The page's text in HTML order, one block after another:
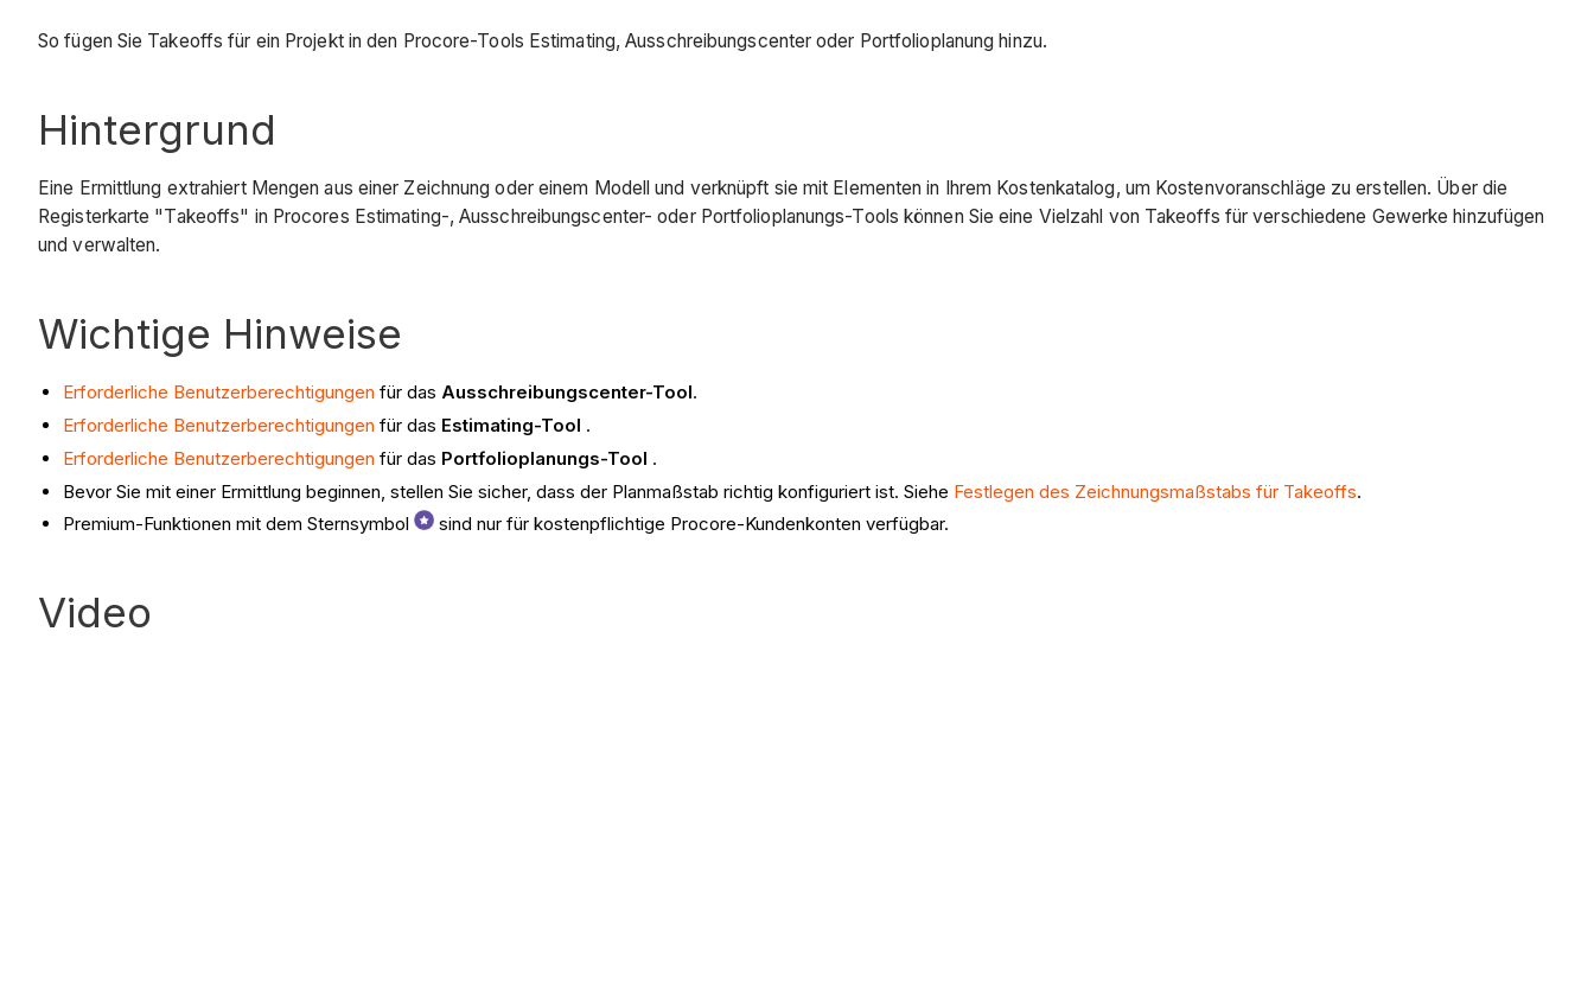
So fügen Sie Takeoffs für ein Projekt in den Procore-Tools Estimating, Ausschreibungscenter oder Portfolioplanung hinzu.
Hintergrund
Eine Ermittlung extrahiert Mengen aus einer Zeichnung oder einem Modell und verknüpft sie mit Elementen in Ihrem Kostenkatalog, um Kostenvoranschläge zu erstellen. Über die
Registerkarte "Takeoffs" in Procores Estimating-, Ausschreibungscenter- oder Portfolioplanungs-Tools können Sie eine Vielzahl von Takeoffs für verschiedene Gewerke hinzufügen
und verwalten.
Wichtige Hinweise
Erforderliche Benutzerberechtigungen für das Ausschreibungscenter-Tool.
Erforderliche Benutzerberechtigungen für das Estimating-Tool .
Erforderliche Benutzerberechtigungen für das Portfolioplanungs-Tool .
Bevor Sie mit einer Ermittlung beginnen, stellen Sie sicher, dass der Planmaßstab richtig konfiguriert ist. Siehe Festlegen des Zeichnungsmaßstabs für Takeoffs.
Premium-Funktionen mit dem Sternsymbol
sind nur für kostenpflichtige Procore-Kundenkonten verfügbar.
Video